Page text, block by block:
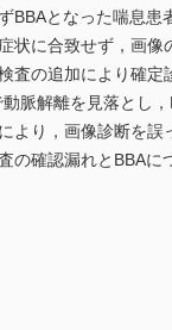
BBAとなった喘息患
に合致せず，画像
の追加により確定
脈解離を見落とし，
り，画像診断を誤
確認漏れとBBAに